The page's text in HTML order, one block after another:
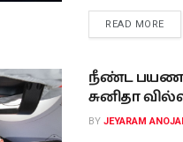
READ MORE
நீண்ட
சுனிதா
BY JEYARAM